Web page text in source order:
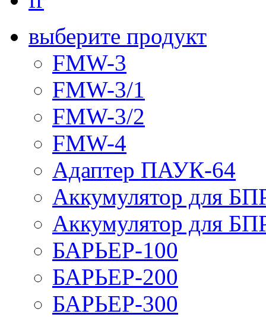
выберите продукт
FMW-3
FMW-3/1
FMW-3/2
FMW-4
Адаптер ПАУК-64
Аккумулятор для
Аккумулятор для
БАРЬЕР-100
БАРЬЕР-200
БАРЬЕР-300